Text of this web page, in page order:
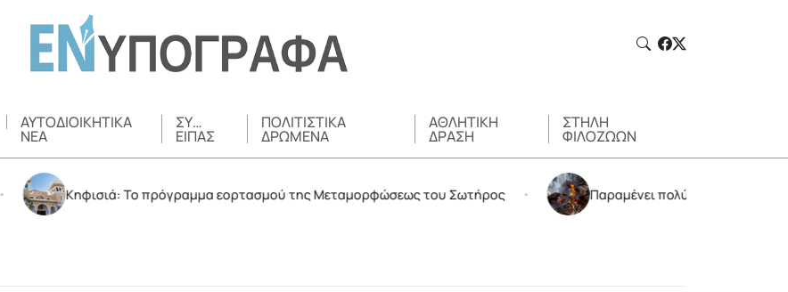
ΑΥΤΟΔΙΟΙΚΗΤΙΚΆ
ΝΈΑ
ΣΥ…
ΕΊΠΑΣ
ΠΟΛΙΤΙΣΤΙΚΆ
ΔΡΏΜΕΝΑ
ΑΘΛΗΤΙΚΉ
ΔΡΆΣΗ
ΣΤΉΛΗ
ΦΙΛΌΖΩΩΝ
Κηφισιά: Το πρόγραμμα εορτασμού της Μεταμορφώσεως του Σωτήρος • Παραμένει πολύ υψηλός ο κίνδυνος